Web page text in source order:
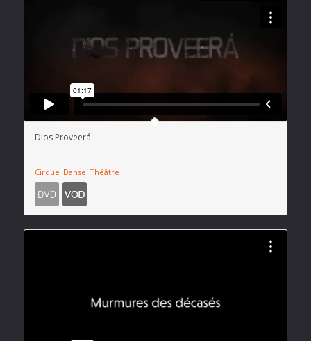
Dios Proveerá
Cirque Danse Théâtre